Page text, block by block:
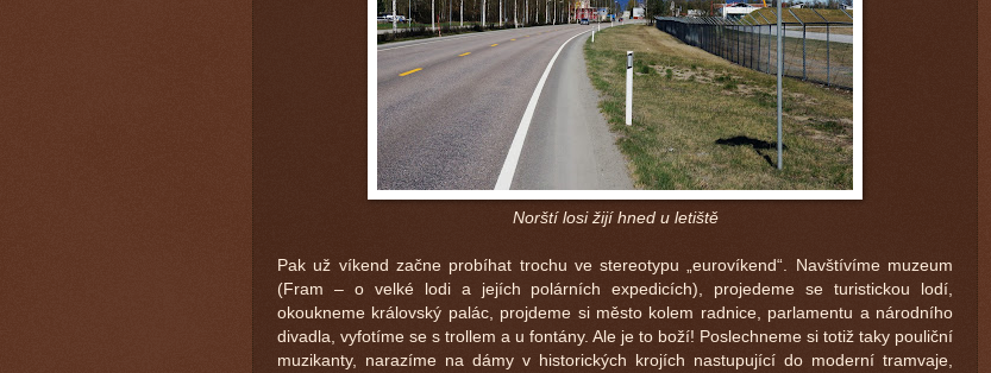
Norští losi žijí hned u letiště
Pak už víkend začne probíhat trochu ve stereotypu „eurovíkend“. Navštívíme muzeum
(Fram – o velké lodi a jejích polárních expedicích), projedeme se turistickou lodí,
okoukneme královský palác, projdeme si město kolem radnice, parlamentu a národního
divadla, vyfotíme se s trollem a u fontány. Ale je to boží! Poslechneme si totiž taky pouliční
muzikanty, narazíme na dámy v historických krojích nastupující do moderní tramvaje,